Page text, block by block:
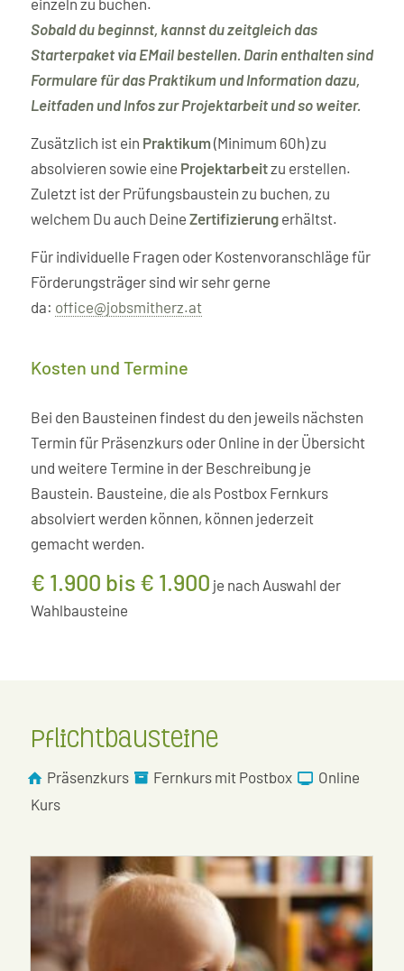
Sobald du beginnst, kannst du zeitgleich das
Starterpaket via EMail bestellen. Darin enthalten sind
Formulare für das Praktikum und Information dazu,
Leitfaden und Infos zur Projektarbeit und so weiter.
Zusätzlich ist ein Praktikum (Minimum 60h) zu
absolvieren sowie eine Projektarbeitzu erstellen.
Zuletzt ist der Prüfungsbaustein zu buchen, zu
welchem Du auch Deine Zertifizierungerhältst.
Für individuelle Fragen oder Kostenvoranschläge für
Förderungsträger sind wir sehr gerne
da: office@jobsmitherz.at
Kosten und Termine
Bei den Bausteinen findest du den jeweils nächsten
Termin für Präsenzkurs oder Online in der Übersicht
und weitere Termine in der Beschreibung je
Baustein. Bausteine, die als Postbox Fernkurs
absolviert werden können, können jederzeit
gemacht werden.
€ 1.900 bis € 1.900 je nach Auswahl der
Wahlbausteine
Pflichtbausteine
Präsenzkurs Fernkurs mit Postbox
Online
Kurs